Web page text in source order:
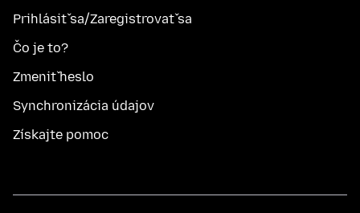
Prihlásiť sa/Zaregistrovať sa
Čo je to?
Zmeniť heslo
Synchronizácia údajov
Získajte pomoc